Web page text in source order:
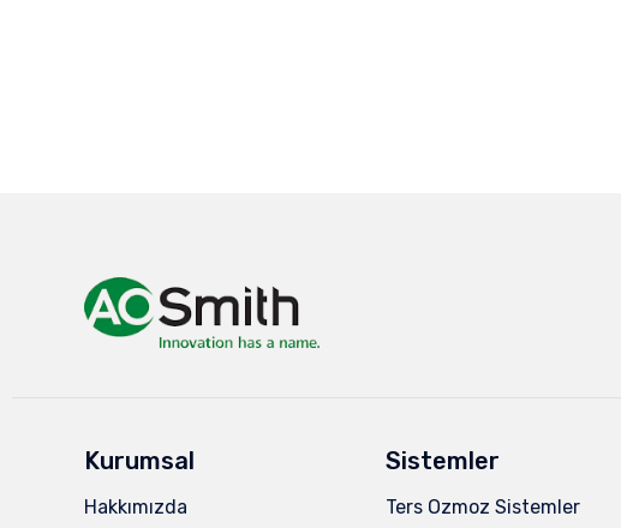
Kurumsal
Hakkımızda
Sistemler
Ters Ozmoz Sistemler